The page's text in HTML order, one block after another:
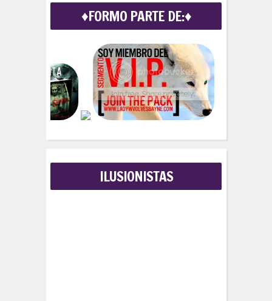
c
f
:
♦FORMO PARTE DE:♦
ILUSIONISTAS